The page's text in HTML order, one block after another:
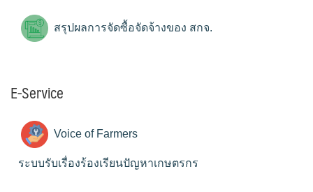
สรุปผลการจัดซื้อจัดจ้างของ สกจ.
E-Service
Voice of Farmers
ระบบรับเรื่องร้องเรียนปัญหาเกษตรกร